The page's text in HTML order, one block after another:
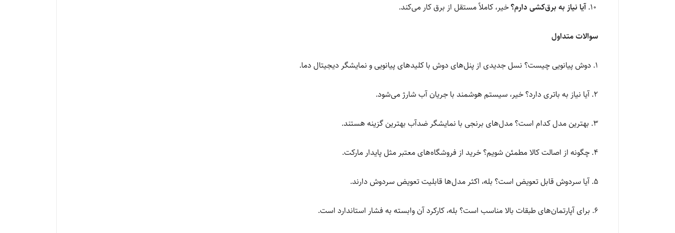
آیا نیاز به برق‌کشی دارم؟خیر، کاملاً مستقل از برق کار می‌کند.
سوالات متداول
۱. دوش پیانویی چیست؟ نسل جدیدی از پنل‌های دوش با کلیدهای پیانویی و نمایشگر دیجیتال دما.
۲. آیا نیاز به باتری دارد؟ خیر، سیستم هوشمند با جریان آب شارژ می‌شود.
۳. بهترین مدل کدام است؟ مدل‌های برنجی با نمایشگر ضدآب بهترین گزینه هستند.
۴. چگونه از اصالت کالا مطمئن شویم؟ خرید از فروشگاه‌های معتبر مثل پایدار مارکت.
۵. آیا سردوش قابل تعویض است؟ بله، اکثر مدل‌ها قابلیت تعویض سردوش دارند.
۶. برای آپارتمان‌های طبقات بالا مناسب است؟ بله، کارکرد آن وابسته به فشار استاندارد است.